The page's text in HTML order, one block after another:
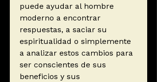
puede ayudar al hombre
moderno a encontrar
respuestas, a saciar su
espiritualidad o simplemente
a analizar estos cambios para
ser conscientes de sus
beneficios y sus